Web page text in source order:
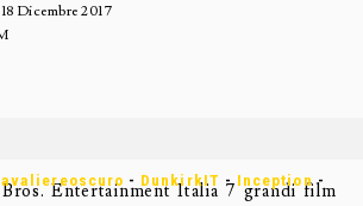
18 Dicembre 2017
- DunkirkIT - Inception-
Entertainment Italia 7 grandi film